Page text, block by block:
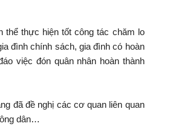
thể thực hiện tốt công tác chăm lo
đình chính sách, gia đình có hoàn
việc đón quân nhân hoàn thành
đã đề nghị các cơ quan liên quan
dân…